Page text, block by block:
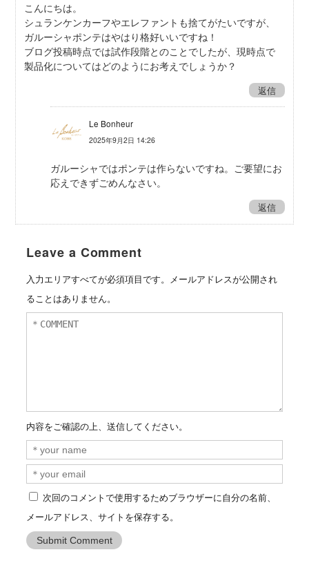
こんにちは。
シュランケンカーフやエレファントも捨てがたいですが、
ガルーシャポンテはやはり格好いいですね！
ブログ投稿時点では試作段階とのことでしたが、現時点で
製品化についてはどのようにお考えでしょうか？
返信
Le Bonheur
2025年9月2日 14:26
ガルーシャではポンテは作らないですね。ご要望にお
応えできずごめんなさい。
返信
Leave a Comment
入力エリアすべてが必須項目です。メールアドレスが公開され
ることはありません。
内容をご確認の上、送信してください。
次回のコメントで使用するためブラウザーに自分の名前、
メールアドレス、サイトを保存する。